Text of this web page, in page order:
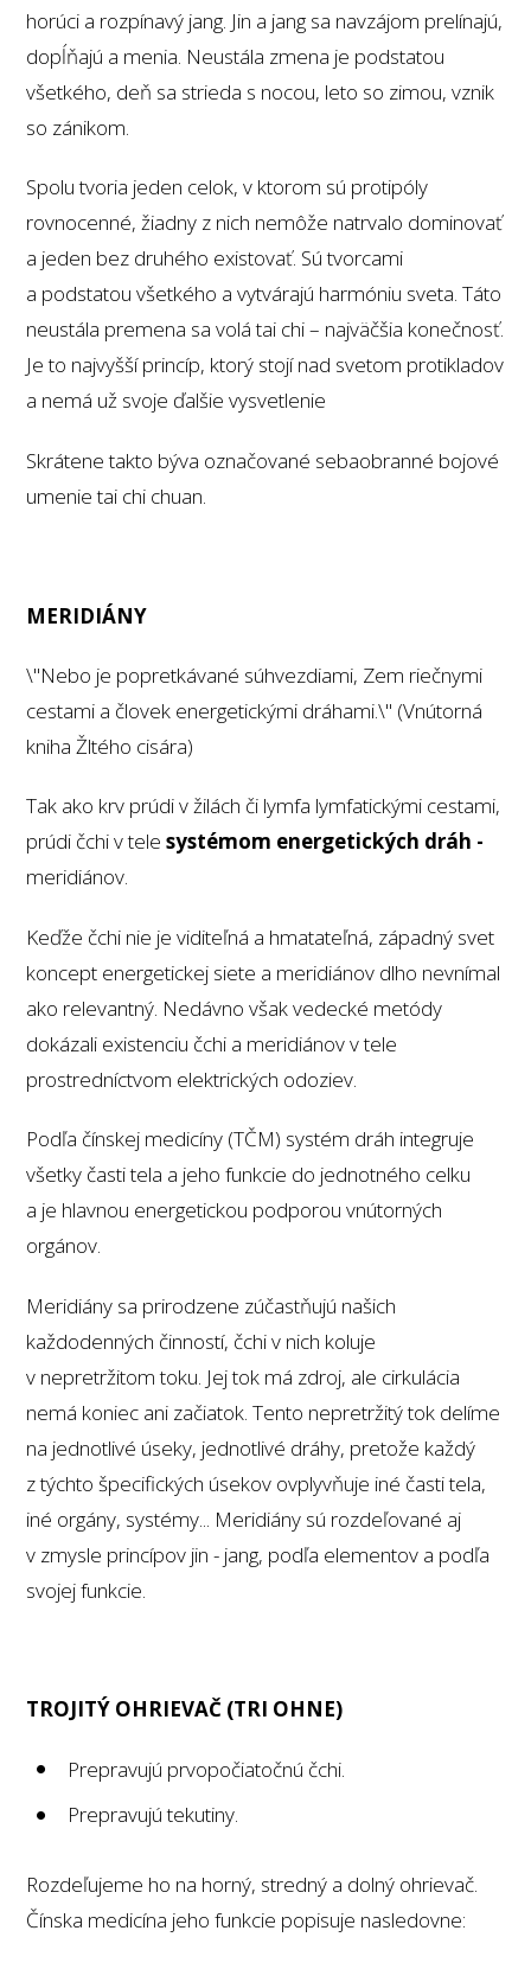
horúci a rozpínavý jang. Jin a jang sa navzájom prelínajú,
dopĺňajú a menia. Neustála zmena je podstatou
všetkého, deň sa strieda s nocou, leto so zimou, vznik
so zánikom.
Spolu tvoria jeden celok, v ktorom sú protipóly
rovnocenné, žiadny z nich nemôže natrvalo dominovať
a jeden bez druhého existovať. Sú tvorcami
a podstatou všetkého a vytvárajú harmóniu sveta. Táto
neustála premena sa volá tai chi – najväčšia konečnosť.
Je to najvyšší princíp, ktorý stojí nad svetom protikladov
a nemá už svoje ďalšie vysvetlenie
Skrátene takto býva označované sebaobranné bojové
umenie tai chi chuan.
MERIDIÁNY
\"Nebo je popretkávané súhvezdiami, Zem riečnymi
cestami a človek energetickými dráhami.\" (Vnútorná
kniha Žltého cisára)
Tak ako krv prúdi v žilách či lymfa lymfatickými cestami,
prúdi čchi v tele systémom energetických dráh -
meridiánov.
Keďže čchi nie je viditeľná a hmatateľná, západný svet
koncept energetickej siete a meridiánov dlho nevnímal
ako relevantný. Nedávno však vedecké metódy
dokázali existenciu čchi a meridiánov v tele
prostredníctvom elektrických odoziev.
Podľa čínskej medicíny (TČM) systém dráh integruje
všetky časti tela a jeho funkcie do jednotného celku
a je hlavnou energetickou podporou vnútorných
orgánov.
Meridiány sa prirodzene zúčastňujú našich
každodenných činností, čchi v nich koluje
v nepretržitom toku. Jej tok má zdroj, ale cirkulácia
nemá koniec ani začiatok. Tento nepretržitý tok delíme
na jednotlivé úseky, jednotlivé dráhy, pretože každý
z týchto špecifických úsekov ovplyvňuje iné časti tela,
iné orgány, systémy... Meridiány sú rozdeľované aj
v zmysle princípov jin - jang, podľa elementov a podľa
svojej funkcie.
TROJITÝ OHRIEVAČ (TRI OHNE)
Prepravujú prvopočiatočnú čchi.
Prepravujú tekutiny.
Rozdeľujeme ho na horný, stredný a dolný ohrievač.
Čínska medicína jeho funkcie popisuje nasledovne: